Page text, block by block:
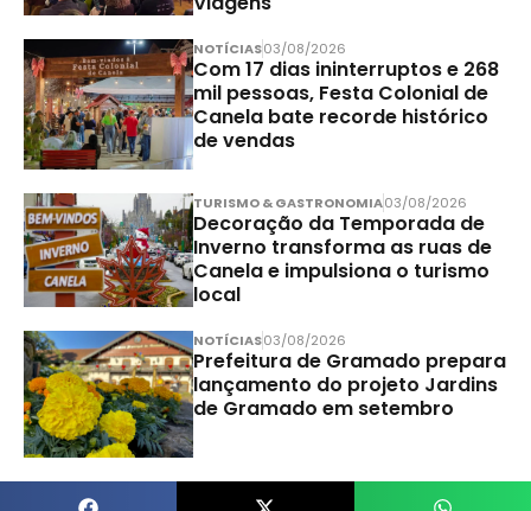
NOTÍCIAS03/08/2026
Com 17 dias ininterruptos e 268
mil pessoas, Festa Colonial de
Canela bate recorde histórico
de vendas
TURISMO & GASTRONOMIA03/08/2026
Decoração da Temporada de
Inverno transforma as ruas de
Canela e impulsiona o turismo
local
NOTÍCIAS03/08/2026
Prefeitura de Gramado prepara
lançamento do projeto Jardins
de Gramado em setembro